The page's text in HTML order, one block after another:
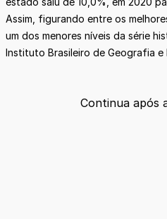
Assim, figurando entre os
um dos menores níveis da série
Instituto Brasileiro de Geografia e
Continua após